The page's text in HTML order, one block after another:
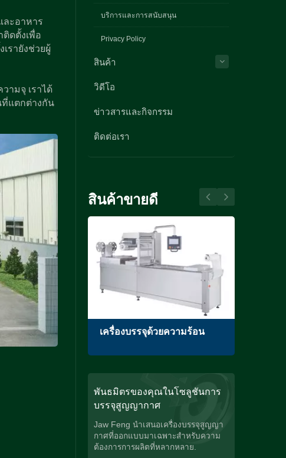
ะอาหาร
ติดตั้งเพื่อ
รายังช่วยผู้
ามจุ เราได้
แตกต่างกัน
บริการและการสนับสนุน
Privacy Policy
สินค้า
วิดีโอ
ข่าวสารและกิจกรรม
ติดต่อเรา
สินค้าขายดี
กาศแบบ
เครื่องบรรจุด้วยความร้อน
พันธมิตรของคุณในโซลูชันการ
บรรจุสูญญากาศ
Jaw Feng นำเสนอเครื่องบรรจุสูญญา
กาศที่ออกแบบมาเฉพาะสำหรับความ
ต้องการการผลิตที่หลากหลาย.